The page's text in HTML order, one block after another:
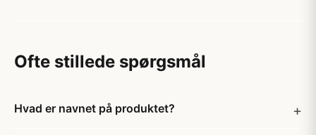
Ofte stillede spørgsmål
Hvad er navnet på produktet?